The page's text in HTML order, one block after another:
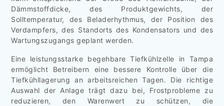
Dämmstoffdicke, des Produktgewichts, der
Solltemperatur, des Beladerhythmus, der Position des
Verdampfers, des Standorts des Kondensators und des
Wartungszugangs geplant werden.
Eine leistungsstarke begehbare Tiefkühlzelle in Tampa
ermöglicht Betreibern eine bessere Kontrolle über die
Tiefkühllagerung an arbeitsreichen Tagen. Die richtige
Auswahl der Anlage trägt dazu bei, Frostprobleme zu
reduzieren, den Warenwert zu schützen, die